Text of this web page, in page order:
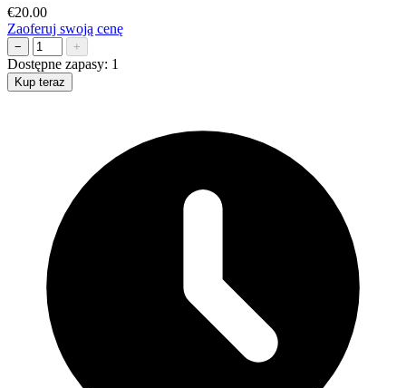
€20.00
Zaoferuj swoją cenę
− +
Dostępne zapasy: 1
Kup teraz